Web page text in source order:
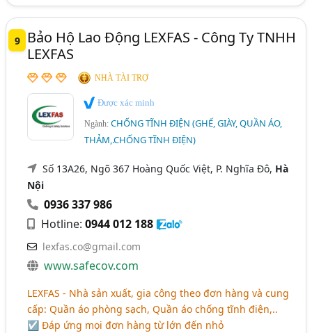
9
Bảo Hộ Lao Động LEXFAS - Công Ty TNHH
LEXFAS
NHÀ TÀI TRỢ
Được xác minh
Ngành:CHỐNG TĨNH ĐIỆN (GHẾ, GIÀY, QUẦN ÁO,
THẢM,.CHỐNG TĨNH ĐIỆN)
Số 13A26, Ngõ 367 Hoàng Quốc Việt, P. Nghĩa Đô, Hà
Nội
0936 337 986
Hotline:0944 012 188
lexfas.co@gmail.com
www.safecov.com
LEXFAS - Nhà sản xuất, gia công theo đơn hàng và cung
cấp: Quần áo phòng sạch, Quần áo chống tĩnh điện,..
☑ Đáp ứng mọi đơn hàng từ lớn đến nhỏ